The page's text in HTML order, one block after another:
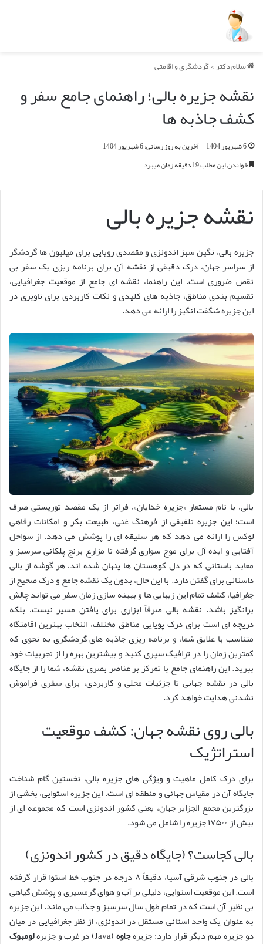
سلام دکتر>گردشگری و اقامتی
نقشه جزیره بالی؛ راهنمای جامع سفر و
کشف جاذبه ها
6 شهریور 1404
آخرین به روز رسانی: 6 شهریور 1404
خواندن این مطلب 19 دقیقه زمان میبرد
نقشه جزیره بالی
جزیره بالی، نگین سبز اندونزی و مقصدی رویایی برای میلیون ها گردشگر
از سراسر جهان، درک دقیقی از نقشه آن برای برنامه ریزی یک سفر بی
نقص ضروری است. این راهنما، نقشه ای جامع از موقعیت جغرافیایی،
تقسیم بندی مناطق، جاذبه های کلیدی و نکات کاربردی برای ناوبری در
این جزیره شگفت انگیز را ارائه می دهد.
بالی، با نام مستعار «جزیره خدایان»، فراتر از یک مقصد توریستی صرف
است؛ این جزیره تلفیقی از فرهنگ غنی، طبیعت بکر و امکانات رفاهی
لوکس را ارائه می دهد که هر سلیقه ای را پوشش می دهد. از سواحل
آفتابی و ایده آل برای موج سواری گرفته تا مزارع برنج پلکانی سرسبز و
معابد باستانی که در دل کوهستان ها پنهان شده اند، هر گوشه از بالی
داستانی برای گفتن دارد. با این حال، بدون یک نقشه جامع و درک صحیح از
جغرافیا، کشف تمام این زیبایی ها و بهینه سازی زمان سفر می تواند چالش
برانگیز باشد. نقشه بالی صرفاً ابزاری برای یافتن مسیر نیست، بلکه
دریچه ای است برای درک پویایی مناطق مختلف، انتخاب بهترین اقامتگاه
متناسب با علایق شما، و برنامه ریزی جاذبه های گردشگری به نحوی که
کمترین زمان را در ترافیک سپری کنید و بیشترین بهره را از تجربیات خود
ببرید. این راهنمای جامع با تمرکز بر عناصر بصری نقشه، شما را از جایگاه
بالی در نقشه جهانی تا جزئیات محلی و کاربردی، برای سفری فراموش
نشدنی هدایت خواهد کرد.
بالی روی نقشه جهان: کشف موقعیت
استراتژیک
برای درک کامل ماهیت و ویژگی های جزیره بالی، نخستین گام شناخت
جایگاه آن در مقیاس جهانی و منطقه ای است. این جزیره استوایی، بخشی از
بزرگترین مجمع الجزایر جهان، یعنی کشور اندونزی است که مجموعه ای از
بیش از ۱۷۵۰۰ جزیره را شامل می شود.
بالی کجاست؟ (جایگاه دقیق در کشور اندونزی)
بالی در جنوب شرقی آسیا، دقیقاً ۸ درجه در جنوب خط استوا قرار گرفته
است. این موقعیت استوایی، دلیلی بر آب و هوای گرمسیری و پوشش گیاهی
بی نظیر آن است که در تمام طول سال سرسبز و جذاب می ماند. این جزیره
به عنوان یک واحد استانی مستقل در اندونزی، از نظر جغرافیایی در میان
دو جزیره مهم دیگر قرار دارد: جزیرهجاوه(Java) در غرب و جزیره
لومبوک